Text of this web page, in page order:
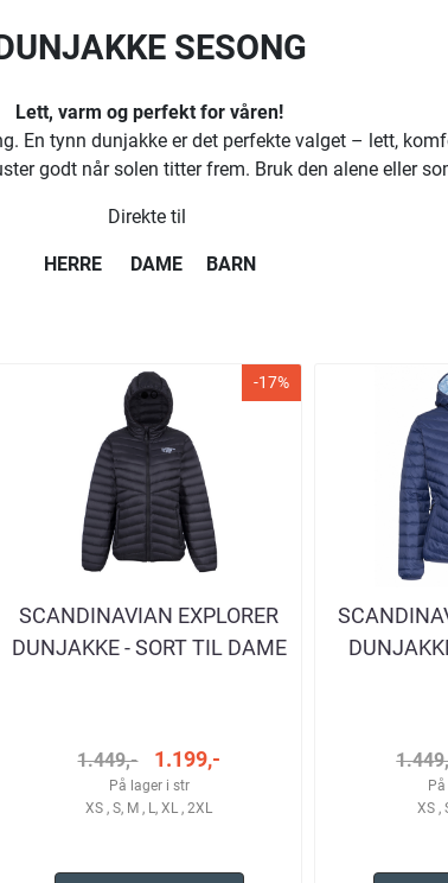
SESONG
Lett, varm og perfekt for våren!
En tynn dunjakke er det perfekte valget – lett,
godt når solen titter frem. Bruk den alene eller
Direkte til
HERRE DAME BARN
-17%
SCANDINAVIAN EXPLORER
DUNJAKKE - SORT TIL DAME
1.449,- 1.199,-
På lager i str
XS , S, M , L, XL , 2XL
XS ,